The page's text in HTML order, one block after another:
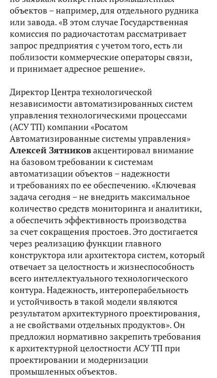
объектов – например, для отдельного рудника
или завода. «В этом случае Государственная
комиссия по радиочастотам рассматривает
запрос предприятия с учетом того, есть ли
поблизости коммерческие операторы связи,
и принимает адресное решение».
Директор Центра технологической
независимости автоматизированных систем
управления технологическими процессами
(АСУ ТП) компании «Росатом
Автоматизированные системы управления»
Алексей Зятниковакцентировал внимание
на базовом требовании к системам
автоматизации объектов – надежности
и требованиях по ее обеспечению. «Ключевая
задача сегодня – не внедрить максимальное
количество средств мониторинга и аналитики,
а обеспечить эффективность производства
за счет сокращения простоев. Это достигается
через реализацию функции главного
конструктора или архитектора систем, который
отвечает за целостность и жизнеспособность
всего интеллектуального технологического
контура. Надежность, интероперабельность
и устойчивость в такой модели являются
результатом архитектурного проектирования,
а не свойствами отдельных продуктов». Он
предложил нормативно закрепить требования
к архитектурной целостности АСУ ТП при
проектировании и модернизации
промышленных объектов.